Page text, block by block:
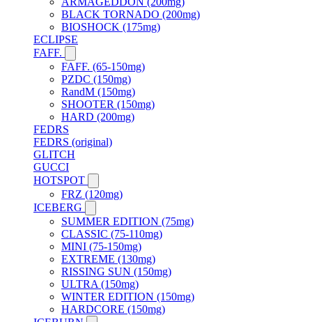
BLACK TORNADO (200mg)
BIOSHOCK (175mg)
ECLIPSE
FAFF.
FAFF. (65-150mg)
PZDC (150mg)
RandM (150mg)
SHOOTER (150mg)
HARD (200mg)
FEDRS
FEDRS (original)
GLITCH
GUCCI
HOTSPOT
FRZ (120mg)
ICEBERG
SUMMER EDITION (75mg)
CLASSIC (75-110mg)
MINI (75-150mg)
EXTREME (130mg)
RISSING SUN (150mg)
ULTRA (150mg)
WINTER EDITION (150mg)
HARDCORE (150mg)